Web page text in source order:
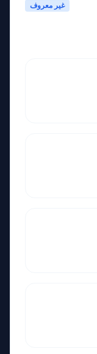
غير معروف